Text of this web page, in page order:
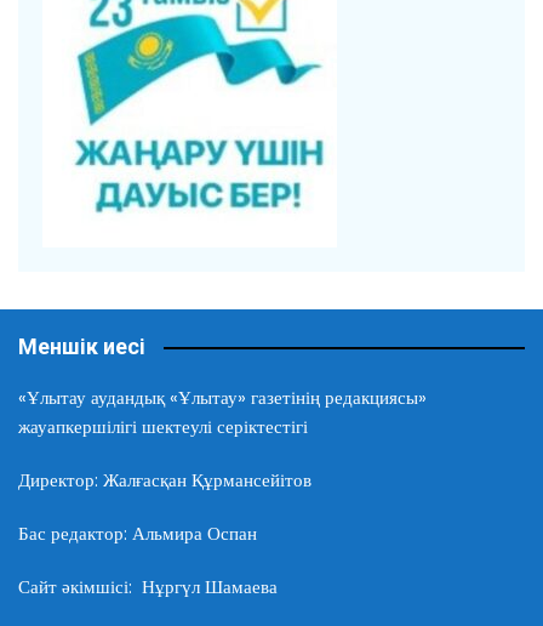
Меншік иесі
«Ұлытау аудандық «Ұлытау» газетінің редакциясы»
жауапкершілігі шектеулі серіктестігі
Директор: Жалғасқан Құрмансейітов
Бас редактор: Альмира Оспан
Сайт әкімшісі: Нұргүл Шамаева